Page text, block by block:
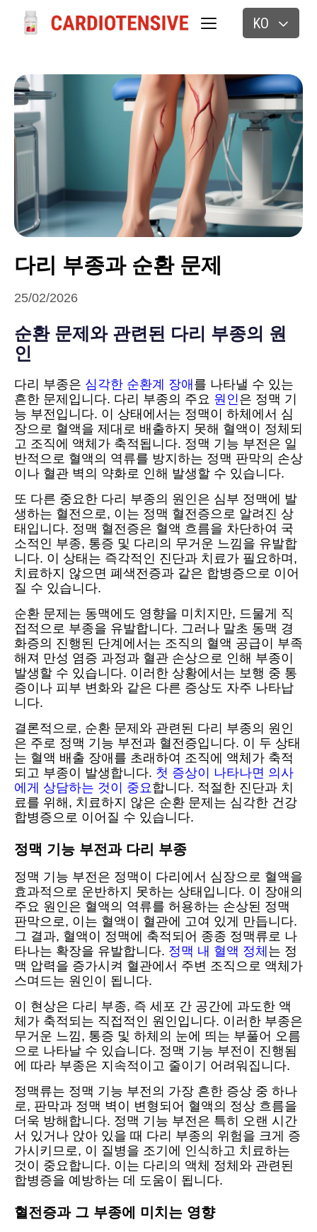
KO
다리 부종과 순환 문제
25/02/2026
순환 문제와 관련된 다리 부종의 원
인
다리 부종은 심각한 순환계 장애 를 나타낼 수 있는
흔한 문제입니다. 다리 부종의 주요 원인은 정맥 기
능 부전입니다. 이 상태에서는 정맥이 하체에서 심
장으로 혈액을 제대로 배출하지 못해 혈액이 정체되
고 조직에 액체가 축적됩니다. 정맥 기능 부전은 일
반적으로 혈액의 역류를 방지하는 정맥 판막의 손상
이나 혈관 벽의 약화로 인해 발생할 수 있습니다.
또 다른 중요한 다리 부종의 원인은 심부 정맥에 발
생하는 혈전으로, 이는 정맥 혈전증으로 알려진 상
태입니다. 정맥 혈전증은 혈액 흐름을 차단하여 국
소적인 부종, 통증 및 다리의 무거운 느낌을 유발합
니다. 이 상태는 즉각적인 진단과 치료가 필요하며,
치료하지 않으면 폐색전증과 같은 합병증으로 이어
질 수 있습니다.
순환 문제는 동맥에도 영향을 미치지만, 드물게 직
접적으로 부종을 유발합니다. 그러나 말초 동맥 경
화증의 진행된 단계에서는 조직의 혈액 공급이 부족
해져 만성 염증 과정과 혈관 손상으로 인해 부종이
발생할 수 있습니다. 이러한 상황에서는 보행 중 통
증이나 피부 변화와 같은 다른 증상도 자주 나타납
니다.
결론적으로, 순환 문제와 관련된 다리 부종의 원인
은 주로 정맥 기능 부전과 혈전증입니다. 이 두 상태
는 혈액 배출 장애를 초래하여 조직에 액체가 축적
되고 부종이 발생합니다. 첫 증상이 나타나면 의사
에게 상담하는 것이 중요합니다. 적절한 진단과 치
료를 위해, 치료하지 않은 순환 문제는 심각한 건강
합병증으로 이어질 수 있습니다.
정맥 기능 부전과 다리 부종
정맥 기능 부전은 정맥이 다리에서 심장으로 혈액을
효과적으로 운반하지 못하는 상태입니다. 이 장애의
주요 원인은 혈액의 역류를 허용하는 손상된 정맥
판막으로, 이는 혈액이 혈관에 고여 있게 만듭니다.
그 결과, 혈액이 정맥에 축적되어 종종 정맥류로 나
타나는 확장을 유발합니다. 정맥 내 혈액 정체 는 정
맥 압력을 증가시켜 혈관에서 주변 조직으로 액체가
스며드는 원인이 됩니다.
이 현상은 다리 부종, 즉 세포 간 공간에 과도한 액
체가 축적되는 직접적인 원인입니다. 이러한 부종은
무거운 느낌, 통증 및 하체의 눈에 띄는 부풀어 오름
으로 나타날 수 있습니다. 정맥 기능 부전이 진행됨
에 따라 부종은 지속적이고 줄이기 어려워집니다.
정맥류는 정맥 기능 부전의 가장 흔한 증상 중 하나
로, 판막과 정맥 벽이 변형되어 혈액의 정상 흐름을
더욱 방해합니다. 정맥 기능 부전은 특히 오랜 시간
서 있거나 앉아 있을 때 다리 부종의 위험을 크게 증
가시키므로, 이 질병을 조기에 인식하고 치료하는
것이 중요합니다. 이는 다리의 액체 정체와 관련된
합병증을 예방하는 데 도움이 됩니다.
혈전증과 그 부종에 미치는 영향